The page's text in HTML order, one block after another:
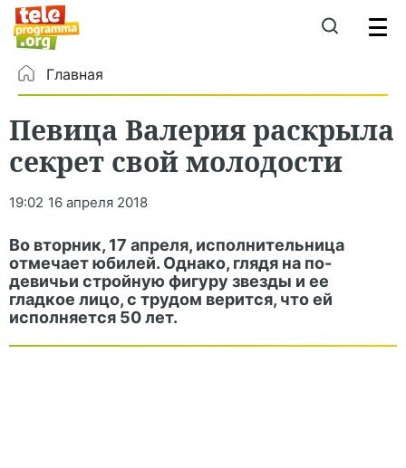
Главная
Певица Валерия раскрыла
секрет свой молодости
19:02 16 апреля 2018
Во вторник, 17 апреля, исполнительница
отмечает юбилей. Однако, глядя на по-
девичьи стройную фигуру звезды и ее
гладкое лицо, с трудом верится, что ей
исполняется 50 лет.